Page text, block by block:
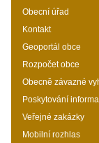
Obecní úřad
Kontakt
Geoportál obce
Rozpočet obce
Obecně závazné
Poskytování
Veřejné zakázky
Mobilní rozhlas